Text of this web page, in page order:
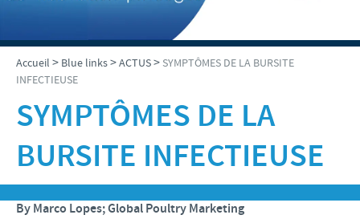
Ceva Santé Animale Tunisie
Recherche et développement
Nos valeurs
PRODUITS
Volailles
Ovins - Caprins
Bovins
Animaux de Compagnie
ACTUALITÉS ET MÉDIA
Nos vidéos
RESPONSABILITÉS
Importance de la responsabilité
Contributions
Programmes de soutien internationaux
OFFRES D'EMPLOI
Offre d’emploi
BLUE LINKS
Accueil > Blue links>ACTUS> SYMPTÔMES DE LA BURSITE
INFECTIEUSE
SYMPTÔMES DE LA
BURSITE INFECTIEUSE
By Marco Lopes; Global Poultry Marketing